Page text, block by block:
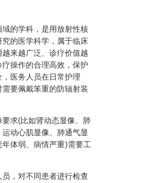
的学科，是用放射性核
的医学科学，属于临床
来越广泛、诊疗价值越
操作的合理高效，保护
医务人员在日常护理
要佩戴笨重的防辐射装
求(比如肾动态显像、肺
动心肌显像、肺通气显
体弱、病情严重)需要工
，对不同患者进行检查